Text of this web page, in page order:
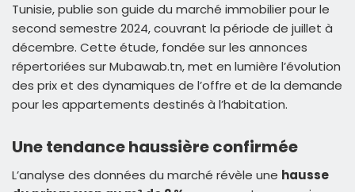
Tunisie, publie son guide du marché immobilier pour le
second semestre 2024,couvrant la période de juillet à
décembre. Cette étude, fondée sur les annonces
répertoriées sur Mubawab.tn, met en lumière l’évolution
des prix et des dynamiques de l’offre et de la demande
pour les appartements destinés à l’habitation.
Une tendance haussière confirmée
L’analyse des données du marché révèle une hausse